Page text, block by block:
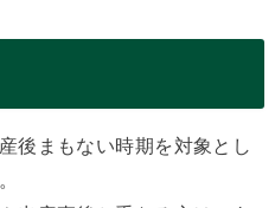
後まもない時期を対象とし